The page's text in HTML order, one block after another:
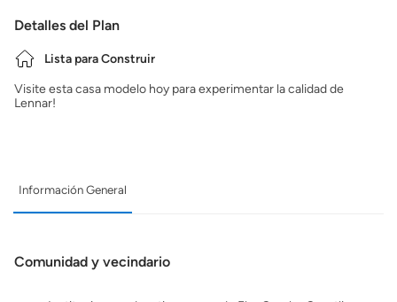
Detalles del Plan
Lista para Construir
Visite esta casa modelo hoy para experimentar la calidad de
Lennar!
Información General
Comunidad y vecindario